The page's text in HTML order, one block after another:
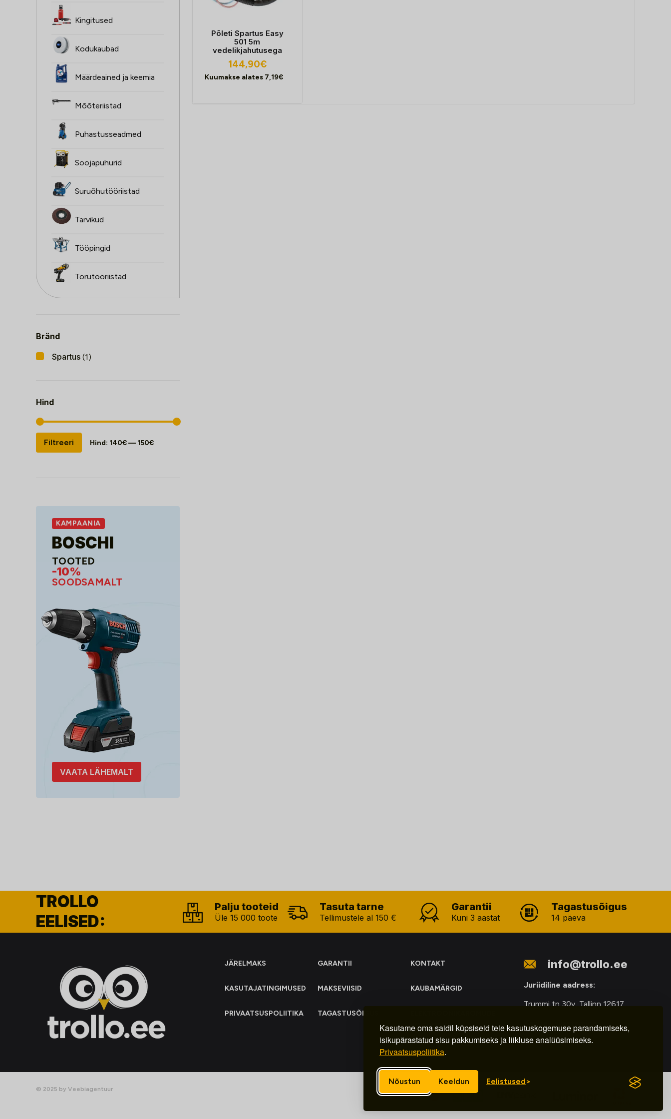
Kasutame oma saidil küpsiseid teie kasutuskogemuse parandamiseks,
isikupärastatud sisu pakkumiseks ja liikluse analüüsimiseks.
Privaatsuspoliitika.
Nõustun Keeldun Eelistused
Kingitused
Kodukaubad
Määrdeained ja keemia
Mõõteriistad
Puhastusseadmed
Soojapuhurid
Suruõhutööriistad
Tarvikud
Tööpingid
Torutööriistad
Bränd
Spartus (1)
Hind
Minimaalne
hind
Maksimaalne
hind
Filtreeri Hind: 140€— 150€
KAMPAANIA
BOSCHI
TOOTED
-10%
SOODSAMALT
VAATA LÄHEMALT
Põleti Spartus Easy
501 5m
vedelikjahutusega
144,90€
Kuumakse alates 7,19€
TROLLO
EELISED:
Palju tooteid
Üle 15 000 toote
Tasuta tarne
Tellimustele al 150 €
Garantii
Kuni 3 aastat
Tagastusõigus
14 päeva
JÄRELMAKS GARANTII KONTAKT
KASUTAJATINGIMUSED MAKSEVIISID KAUBAMÄRGID
PRIVAATSUSPOLIITIKA TAGASTUSÕIGUS
KOGUMINE
info@trollo.ee
Juriidiline aadress:
Trummi tn 30y, Tallinn 12617
Kauba väljastamine:
E-R – 9.00 – 18.00
© 2025 by Veebiagentuur